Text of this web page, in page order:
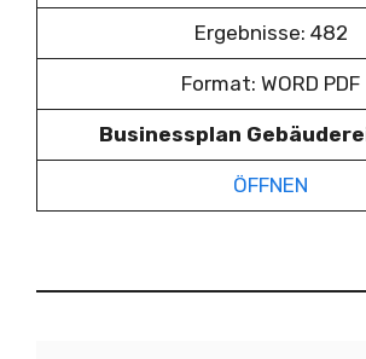
Ergebnisse: 482
Format: WORD PDF
Businessplan
ÖFFNEN